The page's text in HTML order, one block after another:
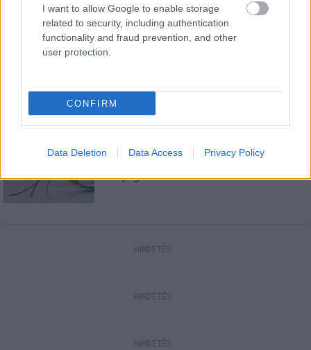
I want to allow Google to enable storage
related to security, including authentication
functionality and fraud prevention, and other
user protection.
CONFIRM
Data Deletion Data Access Privacy Policy
termeléssel tehermentesíti a
villamosenergia-rendszert a STRABAG
idén is a társadalmi kihívások leküzdését
a Gál Ferenc Egyetem
Országos hírek
szúnyoginvázió elkerülésében
HIRDETÉS
HIRDETÉS
HIRDETÉS